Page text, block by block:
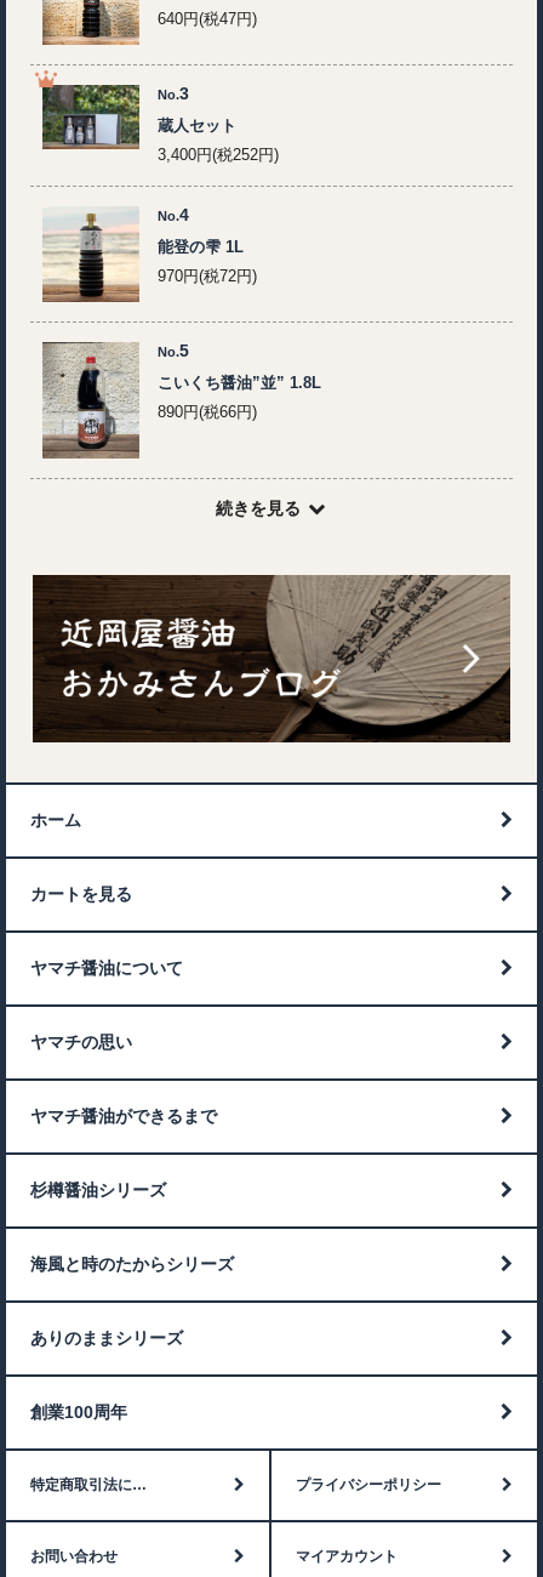
640円(税47円)
No.3
蔵人セット
3,400円(税252円)
No.4
能登の雫 1L
970円(税72円)
No.5
こいくち醤油”並” 1.8L
890円(税66円)
続きを見る
ホーム
カートを見る
ヤマチ醤油について
ヤマチの思い
ヤマチ醤油ができるまで
杉樽醤油シリーズ
海風と時のたからシリーズ
ありのままシリーズ
創業100周年
特定商取引法に… プライバシーポリシー
お問い合わせ マイアカウント